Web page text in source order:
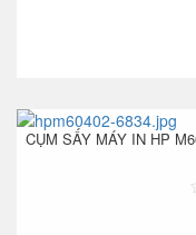
CỤM SẤY MÁY IN HP